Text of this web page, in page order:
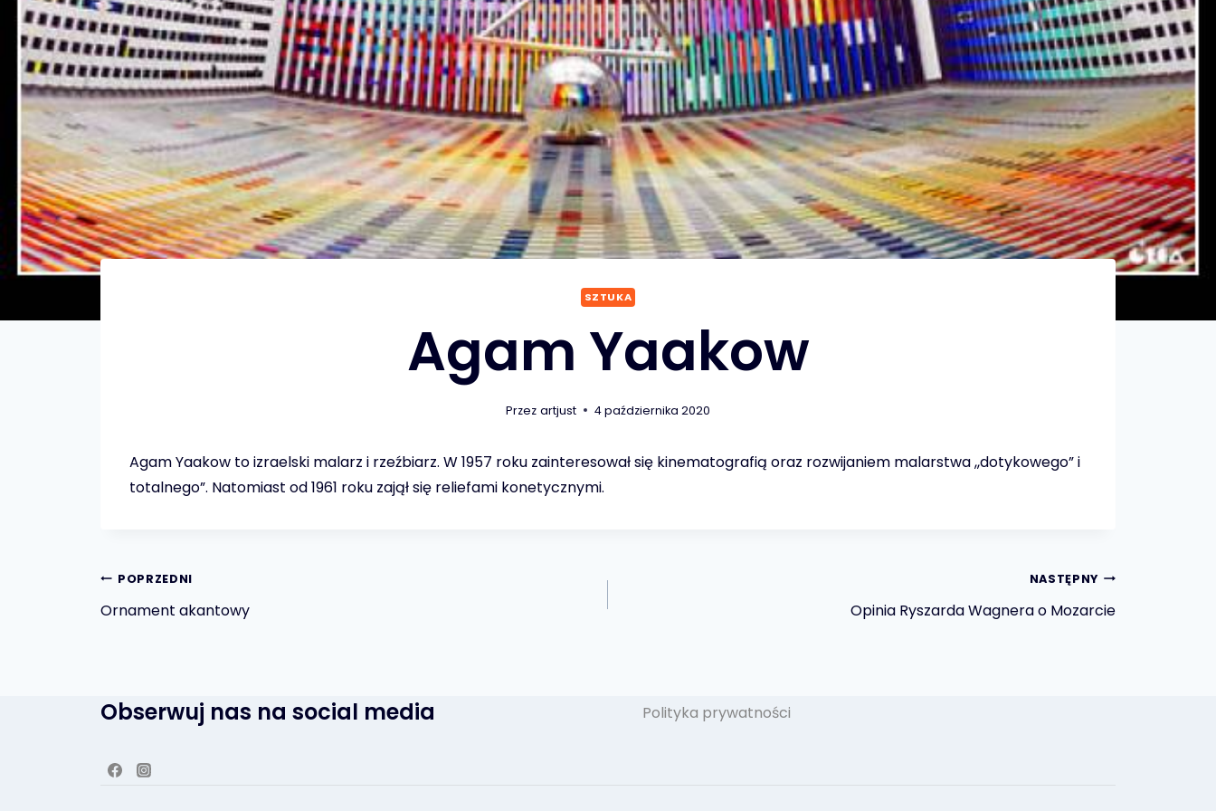
SZTUKA
Agam Yaakow
Przez artjust 4 października 2020
Agam Yaakow to izraelski malarz i rzeźbiarz. W 1957 roku zainteresował się kinematografią oraz rozwijaniem malarstwa ,,dotykowego” i
totalnego”. Natomiast od 1961 roku zajął się reliefami konetycznymi.
Nawigacja
POPRZEDNI
Ornament akantowy
NASTĘPNY
Opinia Ryszarda Wagnera o Mozarcie
Obserwuj nas na social media Polityka prywatności